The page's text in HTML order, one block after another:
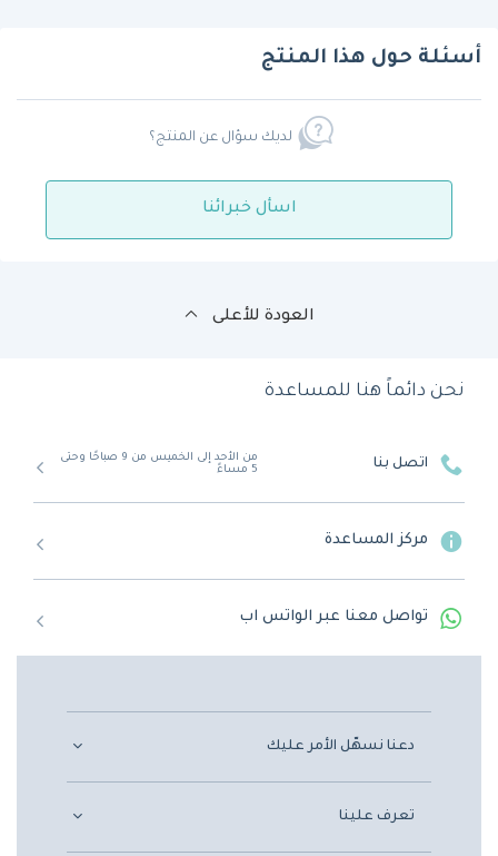
أسئلة حول هذا المنتج
لديك سؤال عن المنتج؟
اسأل خبرائنا
العودة للأعلى
نحن دائماً هنا للمساعدة
اتصل بنا
من الأحد إلى الخميس من 9 صباحًا وحتى
5 مساءً
مركز المساعدة
تواصل معنا عبر الواتس اب
دعنا نسهّل الأمر عليك
تعرف علينا